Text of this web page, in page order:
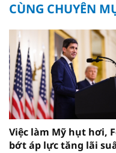
CÙNG CHUYÊN
Việc làm Mỹ hụt hơi,
bớt áp lực tăng lãi